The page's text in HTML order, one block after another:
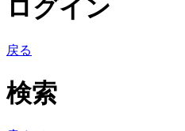
ログイン
戻る
検索